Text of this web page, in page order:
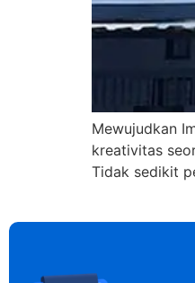
Mewujudkan
kreativitas
Tidak sedikit